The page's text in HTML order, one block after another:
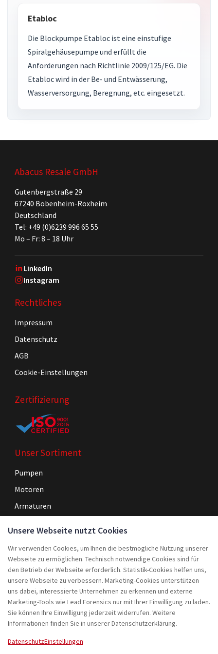
Etabloc
Die Blockpumpe Etabloc ist eine einstufige
Spiralgehäusepumpe und erfüllt die
Anforderungen nach Richtlinie 2009/125/EG. Die
Etabloc wird in der Be- und Entwässerung,
Wasserversorgung, Beregnung, etc. eingesetzt.
Abacus Resale GmbH
Gutenbergstraße 29
67240 Bobenheim-Roxheim
Deutschland
Tel: +49 (0)6239 996 65 55
Mo – Fr: 8 – 18 Uhr
LinkedIn
Instagram
Rechtliches
Impressum
Datenschutz
AGB
Cookie-Einstellungen
Zertifizierung
Unser Sortiment
Pumpen
Motoren
Armaturen
Navigation
Home
Service
Projekte
Rebuy
Unsere Webseite nutzt Cookies
Wir verwenden Cookies, um Ihnen die bestmögliche Nutzung unserer
Webseite zu ermöglichen. Technisch notwendige Cookies sind für
den Betrieb der Webseite erforderlich. Statistik-Cookies helfen uns,
unsere Webseite zu verbessern. Marketing-Cookies unterstützen
uns dabei, interessierte Unternehmen zu erkennen und externe
Marketing-Tools wie Lead Forensics nur mit Ihrer Einwilligung zu laden.
Sie können Ihre Einwilligung jederzeit widerrufen. Weitere
Informationen finden Sie in unserer Datenschutzerklärung.
DatenschutzEinstellungen